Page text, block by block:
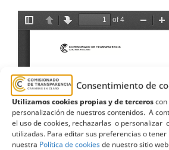
Consentimiento de
Utilizamos cookies propias y de terceroscon
personalización de nuestros contenidos. A
el uso de cookies, rechazarlas o personalizar
utilizadas. Para editar sus preferencias o
nuestra Política de cookiesde nuestro sitio